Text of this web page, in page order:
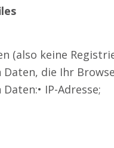
(also keine
die Ihr
IP-Adresse;